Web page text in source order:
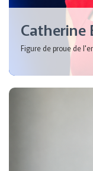
Catherine
Figure de proue de